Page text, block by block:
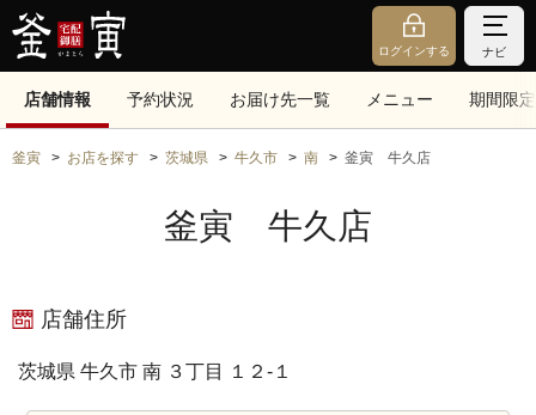
ログインする ナビ
店舗情報 予約状況 お届け先一覧 メニュー 期間限定
釜寅 お店を探す 茨城県 牛久市 南 釜寅 牛久店
釜寅 牛久店
店舗住所
茨城県 牛久市 南 ３丁目 １２‐１